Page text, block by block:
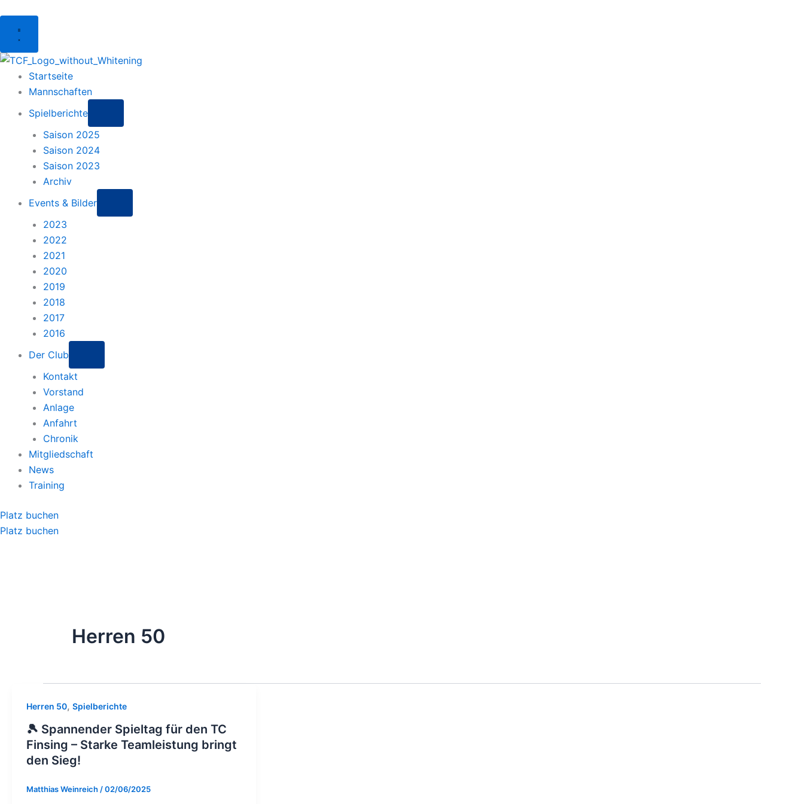
Menu
Startseite
Mannschaften
Spielberichte
Saison 2025
Saison 2024
Saison 2023
Archiv
Events & Bilder
2023
2022
2021
2020
2019
2018
2017
2016
Der Club
Kontakt
Vorstand
Anlage
Anfahrt
Chronik
Mitgliedschaft
News
Training
Platz buchen
Platz buchen
Herren 50
Herren 50, Spielberichte
🎾 Spannender Spieltag für den TC
Finsing – Starke Teamleistung bringt
den Sieg!
Matthias Weinreich /02/06/2025